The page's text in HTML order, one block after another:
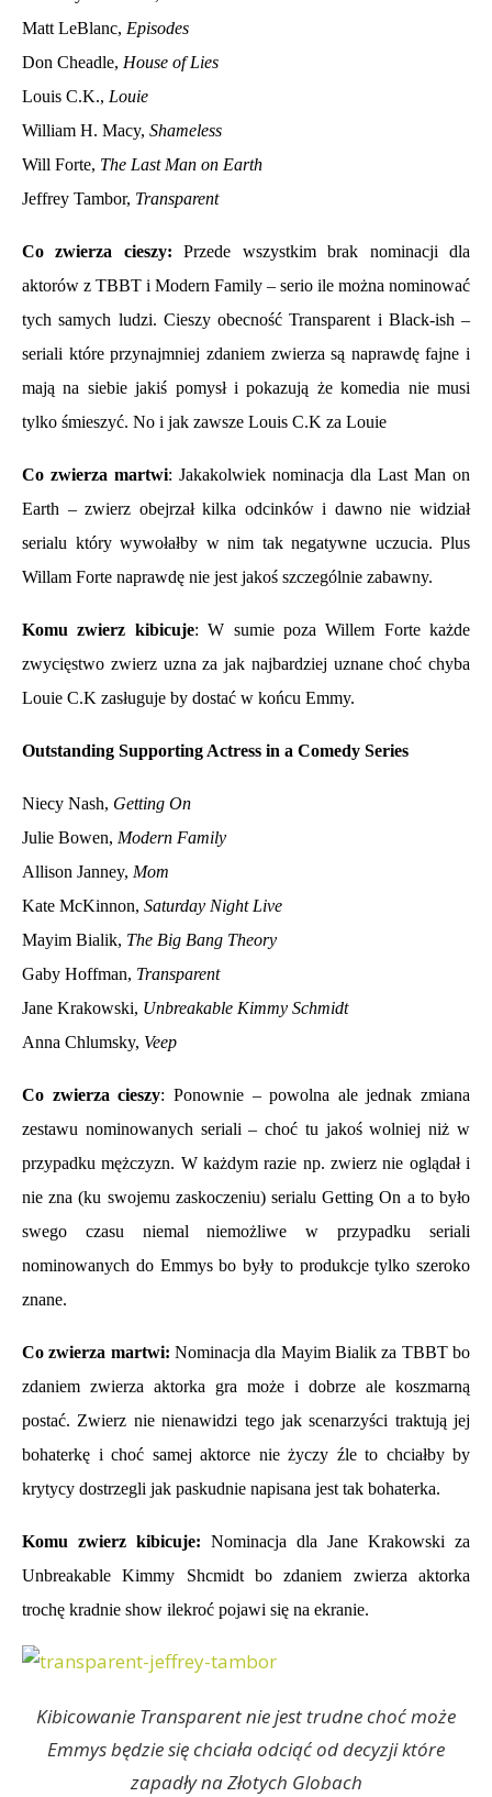
Matt LeBlanc, Episodes
Don Cheadle, House of Lies
Louis C.K., Louie
William H. Macy, Shameless
Will Forte, The Last Man on Earth
Jeffrey Tambor, Transparent
Co zwierza cieszy: Przede wszystkim brak nominacji dla
aktorów z TBBT i Modern Family – serio ile można nominować
tych samych ludzi. Cieszy obecność Transparent i Black-ish –
seriali które przynajmniej zdaniem zwierza są naprawdę fajne i
mają na siebie jakiś pomysł i pokazują że komedia nie musi
tylko śmieszyć. No i jak zawsze Louis C.K za Louie
Co zwierza martwi: Jakakolwiek nominacja dla Last Man on
Earth – zwierz obejrzał kilka odcinków i dawno nie widział
serialu który wywołałby w nim tak negatywne uczucia. Plus
Willam Forte naprawdę nie jest jakoś szczególnie zabawny.
Komu zwierz kibicuje: W sumie poza Willem Forte każde
zwycięstwo zwierz uzna za jak najbardziej uznane choć chyba
Louie C.K zasługuje by dostać w końcu Emmy.
Outstanding Supporting Actress in a Comedy Series
Niecy Nash, Getting On
Julie Bowen, Modern Family
Allison Janney, Mom
Kate McKinnon, Saturday Night Live
Mayim Bialik, The Big Bang Theory
Gaby Hoffman, Transparent
Jane Krakowski, Unbreakable Kimmy Schmidt
Anna Chlumsky, Veep
Co zwierza cieszy: Ponownie – powolna ale jednak zmiana
zestawu nominowanych seriali – choć tu jakoś wolniej niż w
przypadku mężczyzn. W każdym razie np. zwierz nie oglądał i
nie zna (ku swojemu zaskoczeniu) serialu Getting On a to było
swego czasu niemal niemożliwe w przypadku seriali
nominowanych do Emmys bo były to produkcje tylko szeroko
znane.
Co zwierza martwi: Nominacja dla Mayim Bialik za TBBT bo
zdaniem zwierza aktorka gra może i dobrze ale koszmarną
postać. Zwierz nie nienawidzi tego jak scenarzyści traktują jej
bohaterkę i choć samej aktorce nie życzy źle to chciałby by
krytycy dostrzegli jak paskudnie napisana jest tak bohaterka.
Komu zwierz kibicuje: Nominacja dla Jane Krakowski za
Unbreakable Kimmy Shcmidt bo zdaniem zwierza aktorka
trochę kradnie show ilekroć pojawi się na ekranie.
Kibicowanie Transparent nie jest trudne choć może
Emmys będzie się chciała odciąć od decyzji które
zapadły na Złotych Globach